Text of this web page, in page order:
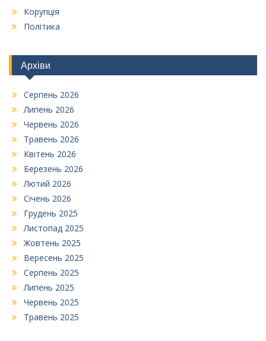
Корупція
Політика
Архіви
Серпень 2026
Липень 2026
Червень 2026
Травень 2026
Квітень 2026
Березень 2026
Лютий 2026
Січень 2026
Грудень 2025
Листопад 2025
Жовтень 2025
Вересень 2025
Серпень 2025
Липень 2025
Червень 2025
Травень 2025